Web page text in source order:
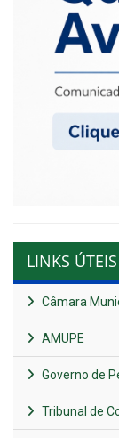
LINKS ÚTEIS
Câmara
AMUPE
Governo de
Tribunal de